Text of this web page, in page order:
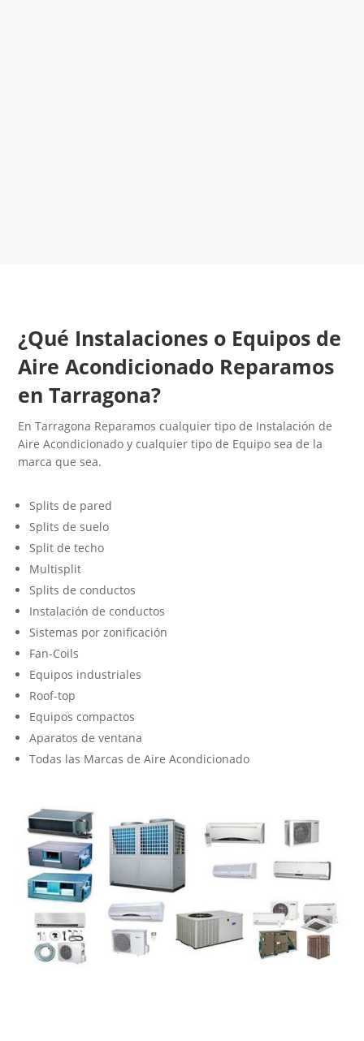
¿Qué Instalaciones o Equipos de
Aire Acondicionado Reparamos
en Tarragona?
En Tarragona Reparamos cualquier tipo de Instalación de
Aire Acondicionado y cualquier tipo de Equipo sea de la
marca que sea.
Splits de pared
Splits de suelo
Split de techo
Multisplit
Splits de conductos
Instalación de conductos
Sistemas por zonificación
Fan-Coils
Equipos industriales
Roof-top
Equipos compactos
Aparatos de ventana
Todas las Marcas de Aire Acondicionado